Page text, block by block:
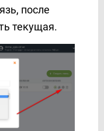
после
текущая.